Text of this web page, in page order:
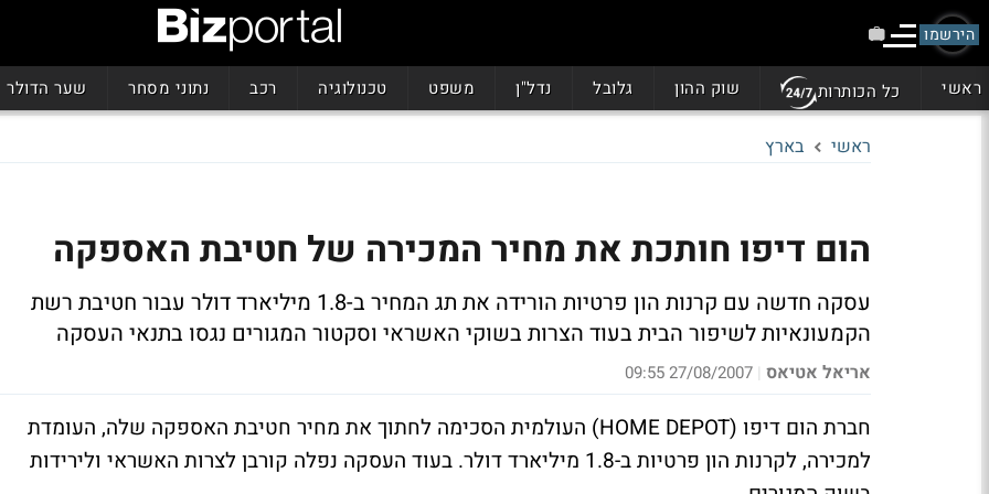
הירשמו
ראשי כל הכותרות שוק ההון גלובל נדל"ן משפט טכנולוגיה רכב נתוני מסחר שער הדולר
ראשי בארץ
הום דיפו חותכת את מחיר המכירה של חטיבת האספקה
עסקה חדשה עם קרנות הון פרטיות הורידה את תג המחיר ב-1.8 מיליארד דולר עבור חטיבת רשת
הקמעונאיות לשיפור הבית בעוד הצרות בשוקי האשראי וסקטור המגורים נגסו בתנאי העסקה
אריאל אטיאס |
27/08/2007 09:55
חברת הום דיפו (HOME DEPOT) העולמית הסכימה לחתוך את מחיר חטיבת האספקה שלה, העומדת
למכירה, לקרנות הון פרטיות ב-1.8 מיליארד דולר. בעוד העסקה נפלה קורבן לצרות האשראי ולירידות